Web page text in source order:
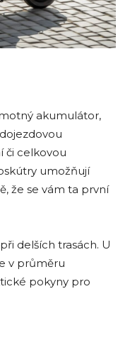
akumulátor,
či celkovou
umožňují
že se vám ta první
delších trasách. U
v průměru
pokyny pro